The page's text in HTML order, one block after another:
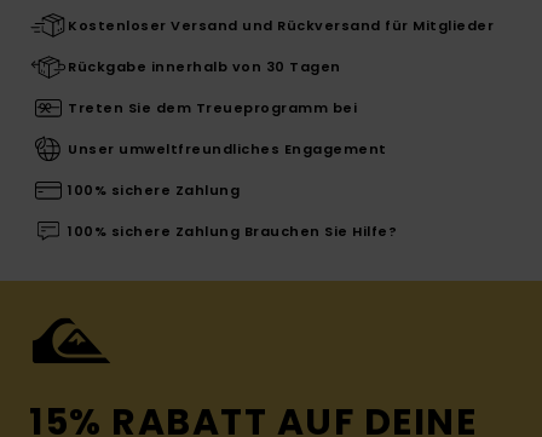
Kostenloser Versand und Rückversand für Mitglieder
Rückgabe innerhalb von 30 Tagen
Treten Sie dem Treueprogramm bei
Unser umweltfreundliches Engagement
100% sichere Zahlung
100% sichere Zahlung Brauchen Sie Hilfe?
15% RABATT AUF DEINE